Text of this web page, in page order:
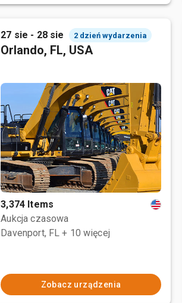
27 sie - 28 sie 2 dzień wydarzenia
Orlando, FL, USA
3,374 Items
Aukcja czasowa
Davenport, FL + 10 więcej
Zobacz urządzenia